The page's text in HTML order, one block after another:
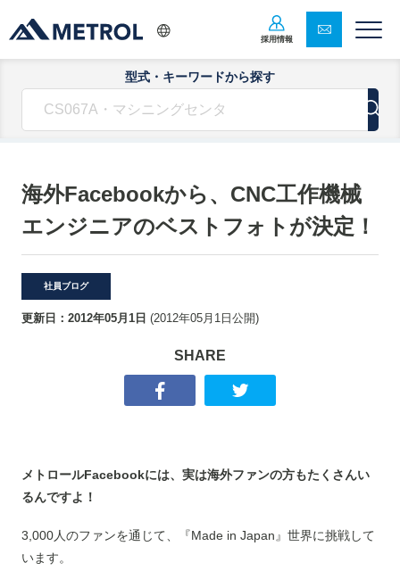
採用情報
型式・キーワードから探す
海外Facebookから、CNC工作機械
エンジニアのベストフォトが決定！
社員ブログ
更新日： 2012年05月1日 (2012年05月1日 公開)
SHARE
メトロールFacebookには、実は海外ファンの方もたくさんい
るんですよ！
3,000人のファンを通じて、『Made in Japan』世界に挑戦して
います。